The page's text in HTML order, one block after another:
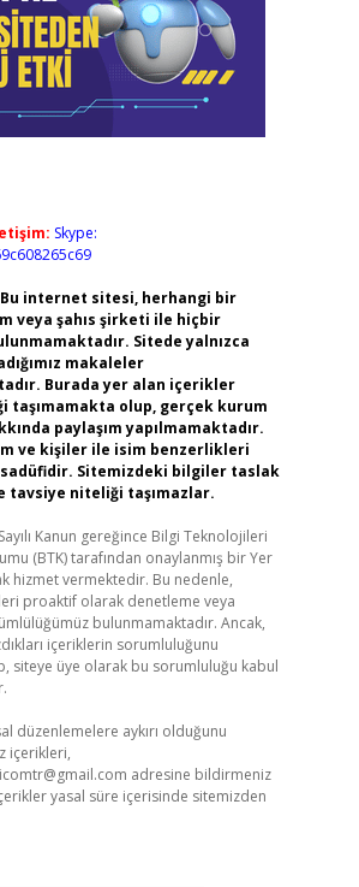
Skype:
Bu internet sitesi, herhangi bir
veya şahıs şirketi ile hiçbir
Sitede yalnızca
makaleler
Burada yer alan içerikler
taşımamakta olup, gerçek kurum
paylaşım yapılmamaktadır.
ve kişiler ile isim benzerlikleri
Sitemizdeki bilgiler taslak
tavsiye niteliği taşımazlar.
Kanun gereğince Bilgi Teknolojileri
(BTK) tarafından onaylanmış bir Yer
hizmet vermektedir. Bu nedenle,
proaktif olarak denetleme veya
bulunmamaktadır. Ancak,
içeriklerin sorumluluğunu
siteye üye olarak bu sorumluluğu kabul
düzenlemelere aykırı olduğunu
içerikleri,
adresine bildirmeniz
yasal süre içerisinde sitemizden